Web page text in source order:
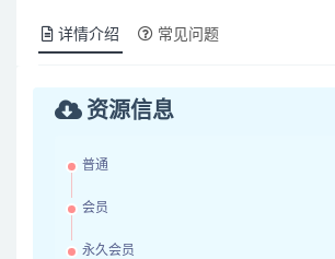
详情介绍 常见问题
资源信息
普通
会员
永久会员